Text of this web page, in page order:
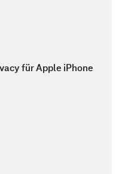
für Apple iPhone